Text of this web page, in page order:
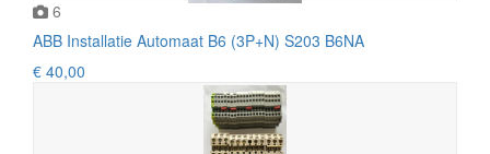
6
ABB Installatie Automaat B6 (3P+N) S203 B6NA
€ 40,00